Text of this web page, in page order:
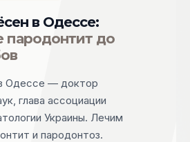
в Одессе:
пародонтит до
Одессе — доктор
глава ассоциации
Украины. Лечим
и пародонтоз.